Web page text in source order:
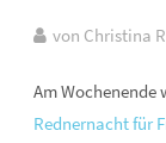
von Christina
Am
Rednernacht für